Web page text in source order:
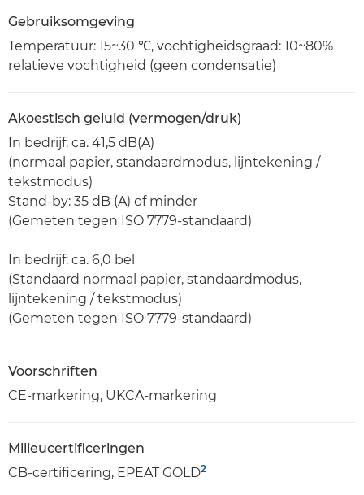
Gebruiksomgeving
Temperatuur: 15~30 ℃, vochtigheidsgraad: 10~80%
relatieve vochtigheid (geen condensatie)
Akoestisch geluid (vermogen/druk)
In bedrijf: ca. 41,5 dB(A)
(normaal papier, standaardmodus, lijntekening /
tekstmodus)
Stand-by: 35 dB (A) of minder
(Gemeten tegen ISO 7779-standaard)
In bedrijf: ca. 6,0 bel
(Standaard normaal papier, standaardmodus,
lijntekening / tekstmodus)
(Gemeten tegen ISO 7779-standaard)
Voorschriften
CE-markering, UKCA-markering
Milieucertificeringen
CB-certificering, EPEAT GOLD2